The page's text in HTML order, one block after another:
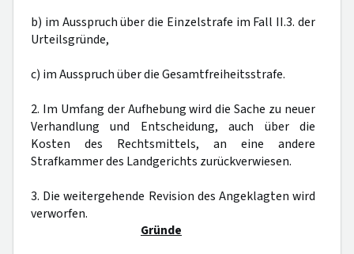
b) im Ausspruch über die Einzelstrafe im Fall II.3. der
Urteilsgründe,
c) im Ausspruch über die Gesamtfreiheitsstrafe.
2. Im Umfang der Aufhebung wird die Sache zu neuer
Verhandlung und Entscheidung, auch über die
Kosten des Rechtsmittels, an eine andere
Strafkammer des Landgerichts zurückverwiesen.
3. Die weitergehende Revision des Angeklagten wird
verworfen.
Gründe